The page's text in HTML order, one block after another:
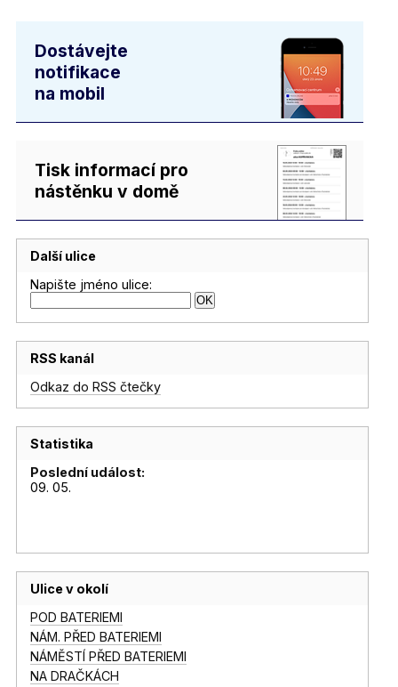
Dostávejte
notifikace
na mobil
Tisk informací pro
nástěnku v domě
Další ulice
Napište jméno ulice:
RSS kanál
Odkaz do RSS čtečky
Statistika
Poslední událost:
09. 05.
Ulice v okolí
POD BATERIEMI
NÁM. PŘED BATERIEMI
NÁMĚSTÍ PŘED BATERIEMI
NA DRAČKÁCH